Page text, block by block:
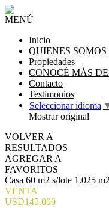
MENÚ
Inicio
QUIENES SOMOS
Propiedades
CONOCÉ MÁS
Contacto
Testimonios
Seleccionar idioma
Mostrar original
VOLVER A
RESULTADOS
AGREGAR A
FAVORITOS
Casa 60 m2 s/lote 1.025
VENTA
USD145.000